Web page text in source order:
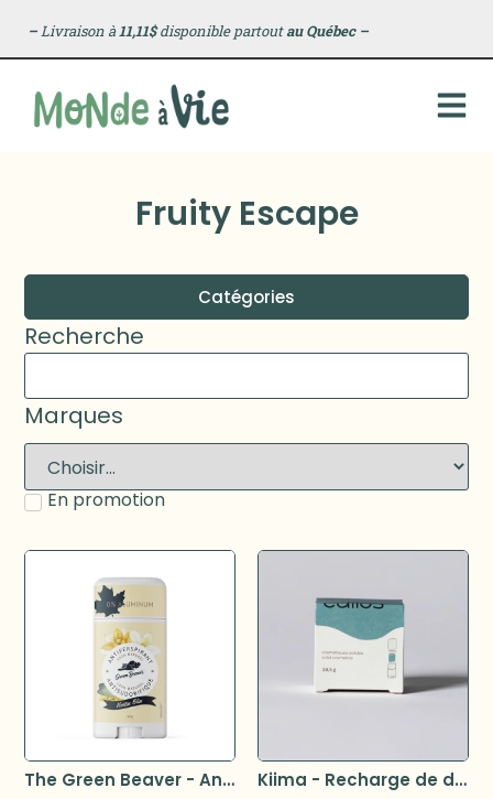
–Livraison à11,11$disponible partoutau Québec –
Fruity Escape
Catégories
Recherche
Marques
En promotion
The Green Beaver - Antisudorifique 50g pour femmes
Kiima - Recharge de dédorant Kiima –